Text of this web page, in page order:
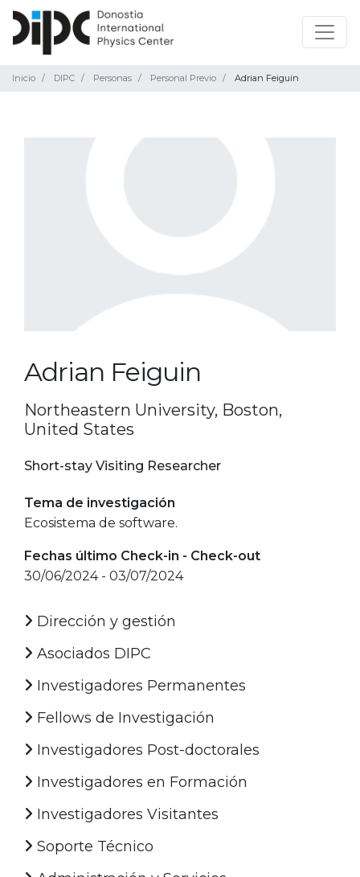
Inicio DIPC Personas Personal Previo Adrian Feiguin
Adrian Feiguin
Northeastern University, Boston,
United States
Short-stay Visiting Researcher
Tema de investigación
Ecosistema de software.
Fechas último Check-in - Check-out
30/06/2024 - 03/07/2024
Dirección y gestión
Asociados DIPC
Investigadores Permanentes
Fellows de Investigación
Investigadores Post-doctorales
Investigadores en Formación
Investigadores Visitantes
Soporte Técnico